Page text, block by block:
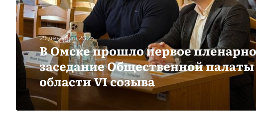
В Омске прошло первое
заседание Общественной
области VI созыва
29 декабря 2025